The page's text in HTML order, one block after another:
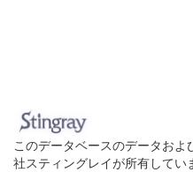
このデータベースのデータお
社スティングレイが所有してい